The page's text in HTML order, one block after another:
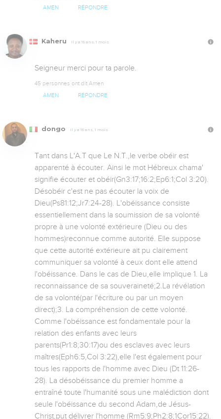
AMEN RÉPONDRE
Kaheru Il y a 15 ans, 1 mois
Seigneur merci pour ta parole.
45 personnes ont dit Amen
AMEN RÉPONDRE
dongo Il y a 15 ans, 1 mois
Tant dans L'A.T que Le N.T.,le verbe obéir est
apparenté à écouter. Ainsi le mot Hébreux chama'
signifie écouter et obéir(Gn3:17;16:2;Ep6:1;Col 3:20).
Désobéir c'est ne pas écouter la voix de
Dieu(Ps81:12;Jr7:24-28). L'obéissance consiste
essentiellement dans la soumission de sa volonté
propre à une volonté extérieure (Dieu ou des
hommes)reconnue comme autorité. Elle suppose
que cette autorité extérieure ait pu clairement
communiquer sa volonté à ceux dont elle attend
l'obéissance. Dans le cas de Dieu,elle implique 1. La
reconnaissance de sa souveraineté;2.La révélation
de sa volonté(par l'écriture ou par un moyen
direct);3. La compréhension de cette volonté.
Comme l'obéissance est fondamentale pour la
relation des enfants avec leurs
parents(Pr1:8;30:17)ou des esclaves avec leurs
maîtres(Eph6:5,Col 3:22),elle l'est également pour
tous les rapports de l'homme avec Dieu (Dt 11:26-
28). La désobéissance du premier homme a
entraîné toute l'humanité sous une malédiction dont
seule l'obéissance du second Adam,de Jésus-
Christ,put délivrer l'homme (Rm5:9;Ph2:8;1Cor15:22).